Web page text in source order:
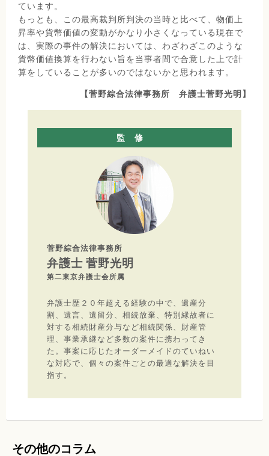
ています。
もっとも、この最高裁判所判決の当時と比べて、物価上
昇率や貨幣価値の変動がかなり小さくなっている現在で
は、実際の事件の解決においては、わざわざこのような
貨幣価値換算を行わない旨を当事者間で合意した上で計
算をしていることが多いのではないかと思われます。
【菅野綜合法律事務所 弁護士菅野光明】
監修
菅野綜合法律事務所
弁護士 菅野光明
第二東京弁護士会所属
弁護士歴２０年超える経験の中で、遺産分
割、遺言、遺留分、相続放棄、特別縁故者に
対する相続財産分与など相続関係、財産管
理、事業承継など多数の案件に携わってき
た。事案に応じたオーダーメイドのていねい
な対応で、個々の案件ごとの最適な解決を目
指す。
その他のコラム